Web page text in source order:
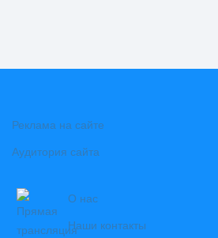
Реклама на сайте
Аудитория сайта
О нас
Наши контакты